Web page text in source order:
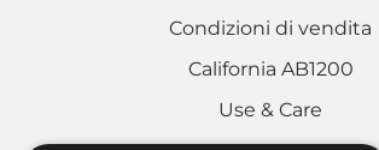
Condizioni di vendita
California AB1200
Use & Care